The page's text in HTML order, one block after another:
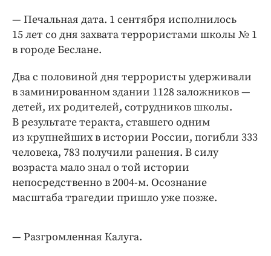
— Печальная дата. 1 сентября исполнилось
15 лет со дня захвата террористами школы № 1
в городе Беслане.
Два с половиной дня террористы удерживали
в заминированном здании 1128 заложников — ​
детей, их родителей, сотрудников школы.
В результате теракта, ставшего одним
из крупнейших в истории России, погибли 333
человека, 783 получили ранения. В силу
возраста мало знал о той истории
непосредственно в 2004-м. Осознание
масштаба трагедии пришло уже позже.
— Разгромленная Калуга.